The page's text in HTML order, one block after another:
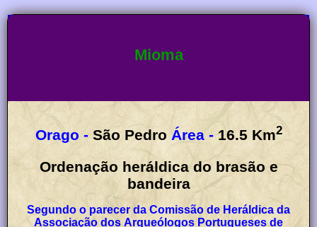
Mioma
Orago - São Pedro Área - 16.5 Km2
Ordenação heráldica do brasão e
bandeira
Segundo o parecer da Comissão de Heráldica da
Associação dos Arqueólogos Portugueses de